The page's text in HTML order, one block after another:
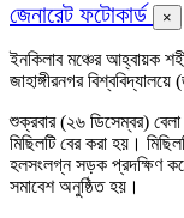
জেনারেট ফটোকার্ড ×
ইনকিলাব মঞ্চের আহ্বায়ক
জাহাঙ্গীরনগর
শুক্রবার (২৬ ডিসেম্বর) বেলা
মিছিলটি বের করা হয়।
হলসংলগ্ন সড়ক প্রদক্ষিণ
সমাবেশ অনুষ্ঠিত হয়।